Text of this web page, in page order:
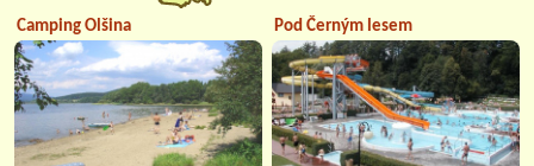
Camping Olšina Pod Černým lesem